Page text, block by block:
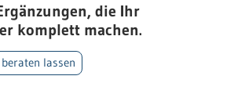
die Ihr
komplett machen.
lassen